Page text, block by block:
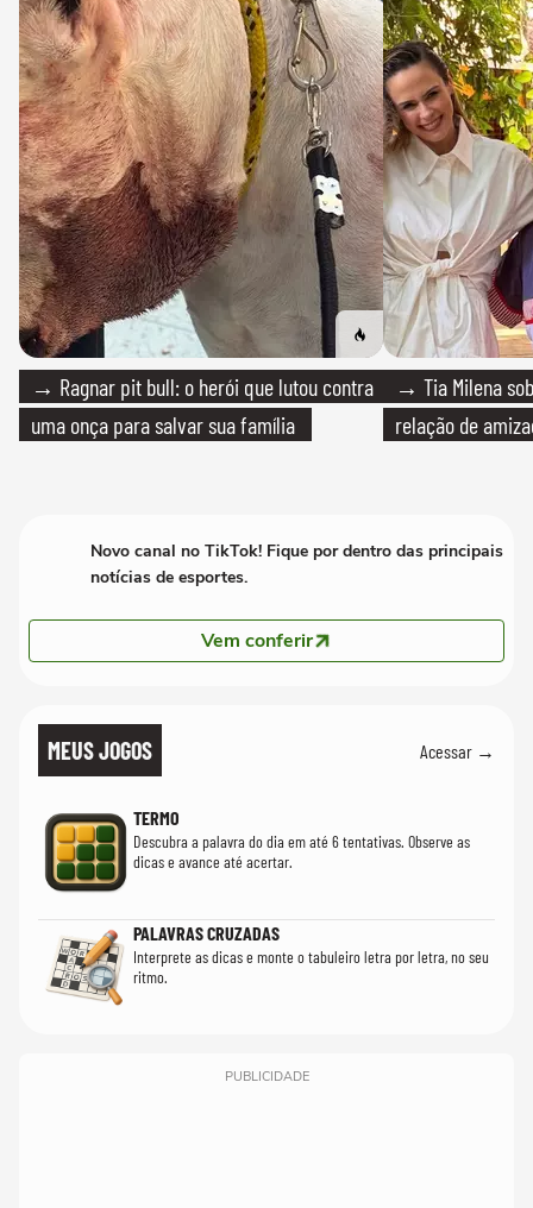
→ Ragnar pit bull: o herói que lutou contra
uma onça para salvar sua família
→ Tia Milena
relação de
Novo canal no TikTok! Fique por dentro das principais
notícias de esportes.
Vem conferir
MEUS JOGOS Acessar →
TERMO
Descubra a palavra do dia em até 6 tentativas. Observe as
dicas e avance até acertar.
PALAVRAS CRUZADAS
Interprete as dicas e monte o tabuleiro letra por letra, no seu
ritmo.
PUBLICIDADE